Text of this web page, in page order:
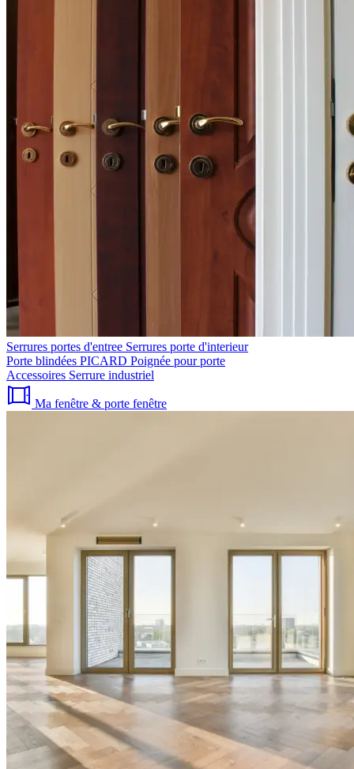
Serrures portes d'entree Serrures porte d'interieur
Porte blindées PICARD Poignée pour porte
Accessoires Serrure industriel
Ma fenêtre & porte fenêtre